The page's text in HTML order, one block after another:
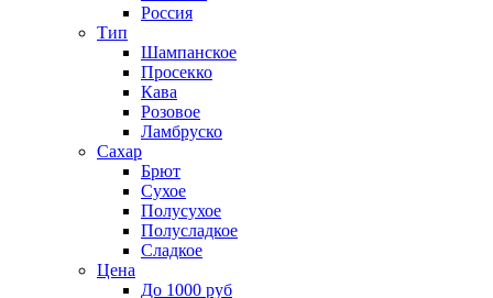
Россия
Тип
Шампанское
Просекко
Кава
Розовое
Ламбруско
Сахар
Брют
Сухое
Полусухое
Полусладкое
Сладкое
Цена
До 1000 руб